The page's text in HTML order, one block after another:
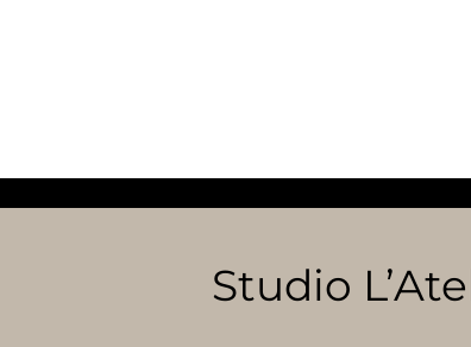
Studio